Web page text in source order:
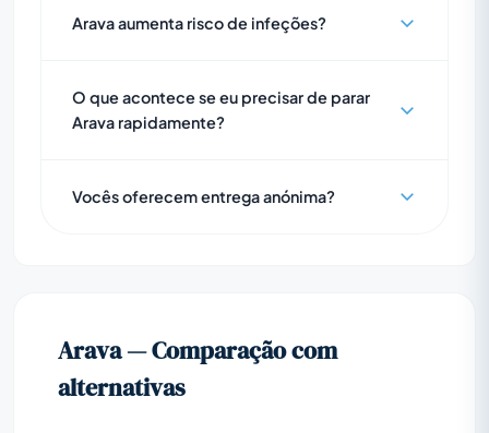
Arava aumenta risco de infeções?
O que acontece se eu precisar de parar
Arava rapidamente?
Vocês oferecem entrega anónima?
Arava — Comparação com
alternativas